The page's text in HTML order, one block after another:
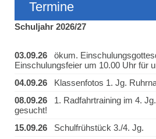
Termine
Schuljahr 2026/27
03.09.26 ökum.
Einschulungsfeier um 10.00 Uhr für
04.09.26 Klassenfotos 1. Jg.
08.09.26 1. Radfahrtraining im 4.
gesucht!
15.09.26 Schulfrühstück 3./4. Jg.